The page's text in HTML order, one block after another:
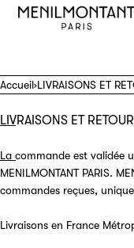
IGNORER ET PASSER
Shop
Journal
Accueil›LIVRAISONS ET
LIVRAISONS ET
La commande est validée
MENILMONTANT PARIS.
commandes reçues,
Livraisons en France